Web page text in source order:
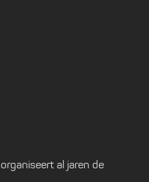
organiseert al jaren de